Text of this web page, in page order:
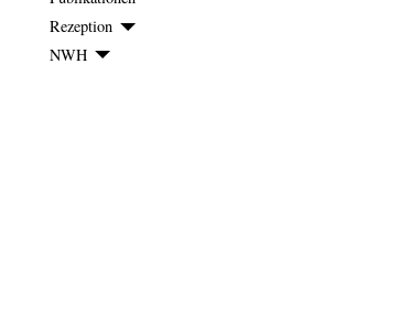
Rezeption
NWH